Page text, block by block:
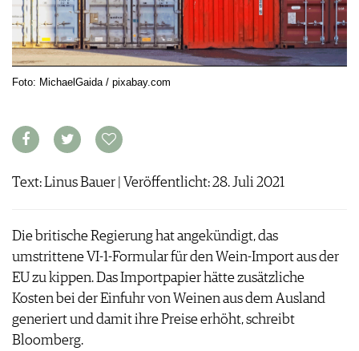
VORTEILSWELT
ARCHIV
ANMELDEN
GEWINNSPIELE
VORTEILSWELT
ABO
NEWSLETTER
WINE TRADE CLUB
REDAKTION
JOBS
WERBUNG
PRESSE
Foto: MichaelGaida / pixabay.com
Text: Linus Bauer | Veröffentlicht: 28. Juli 2021
Die britische Regierung hat angekündigt, das
umstrittene VI-1-Formular für den Wein-Import aus der
EU zu kippen. Das Importpapier hätte zusätzliche
Kosten bei der Einfuhr von Weinen aus dem Ausland
generiert und damit ihre Preise erhöht, schreibt
Bloomberg.